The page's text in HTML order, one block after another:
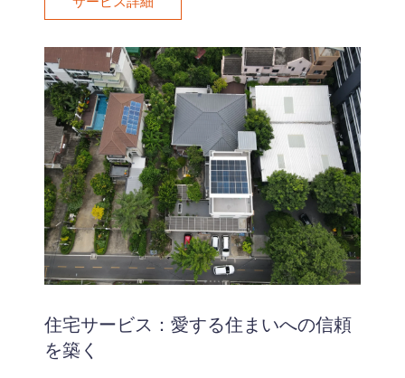
住宅サービス：愛する住まいへの信頼
を築く